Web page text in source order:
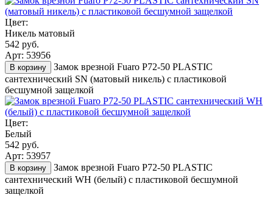
Цвет:
Никель матовый
542 руб.
Арт: 53956
В корзину
Замок врезной Fuaro P72-50 PLASTIC
сантехнический SN (матовый никель) с пластиковой
бесшумной защелкой
Цвет:
Белый
542 руб.
Арт: 53957
В корзину
Замок врезной Fuaro P72-50 PLASTIC
сантехнический WH (белый) с пластиковой бесшумной
защелкой